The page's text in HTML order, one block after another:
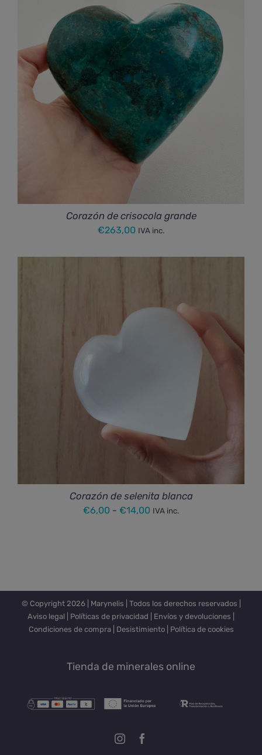
Corazón de crisocola grande
€263,00 IVA inc.
Corazón de selenita blanca
€6,00 - €14,00 Rango
hasta
€14,00
IVA inc.
© Copyright 2026 | Marynelis | Todos los derechos reservados |
Aviso legal
Políticas de privacidad Envíos y devoluciones
Condiciones de compra| Desistimiento| Política de cookies
Tienda de minerales online
Instagram